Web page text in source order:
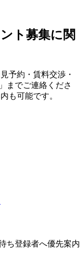
ト募集に関
予約・賃料交渉・
までご連絡くださ
も可能です。
ち登録者へ優先案内